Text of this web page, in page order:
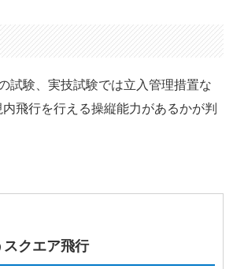
試験、実技試験では立入管理措置な
飛行を行える操縦能力があるかが判
クエア飛行